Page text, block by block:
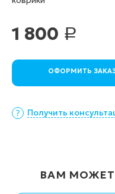
1 800 Р
ОФОРМИТЬ
Получить
ВАМ МОЖЕТ